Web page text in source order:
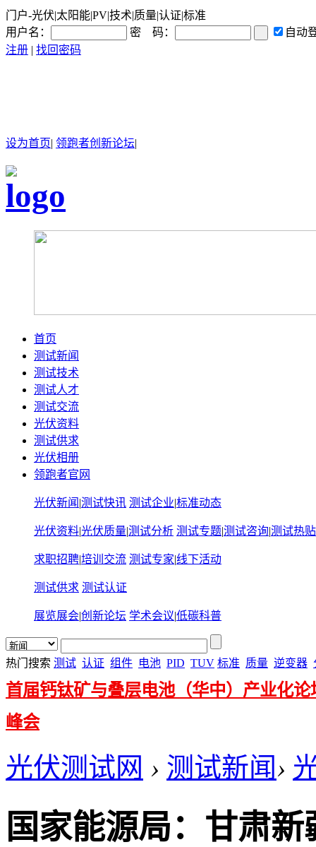
门户-光伏|太阳能|PV|技术|质量|认证|标准
用户名：
密 码：
自动
注册 | 找回密码
设为首页| 领跑者创新论坛|
首页
测试新闻
测试技术
测试人才
测试交流
光伏资料
测试供求
光伏相册
领跑者官网
光伏新闻 |测试快讯 测试企业|标准动态
光伏资料|光伏质量|测试分析 测试专题|测试咨询|测试热贴
求职招聘|培训交流 测试专家|线下活动
测试供求 测试认证
展览展会|创新论坛 学术会议|低碳科普
热门搜索 测试 认证 组件 电池 PID TUV 标准 质量 逆变器
首届钙钛矿与叠层电池（华中）产业化论
峰会
光伏测试网 › 测试新闻›
国家能源局：甘肃